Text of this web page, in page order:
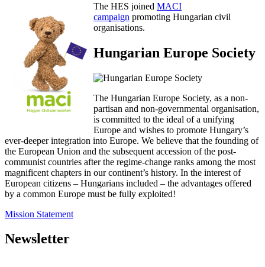
The HES joined MACI
campaign promoting Hungarian civil
organisations.
Hungarian Europe Society
The Hungarian Europe Society, as a non-
partisan and non-governmental organisation,
is committed to the ideal of a unifying
Europe and wishes to promote Hungary’s
ever-deeper integration into Europe. We believe that the founding of
the European Union and the subsequent accession of the post-
communist countries after the regime-change ranks among the most
magnificent chapters in our continent’s history. In the interest of
European citizens – Hungarians included – the advantages offered
by a common Europe must be fully exploited!
Mission Statement
Newsletter